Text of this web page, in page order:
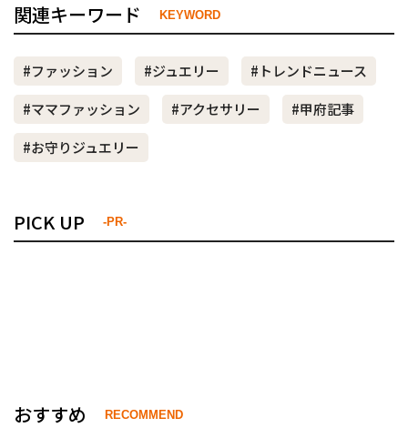
関連キーワード KEYWORD
#ファッション #ジュエリー
#トレンドニュース
#ママファッション
#アクセサリー
#甲府記事
#お守りジュエリー
PICK UP -PR-
おすすめ RECOMMEND